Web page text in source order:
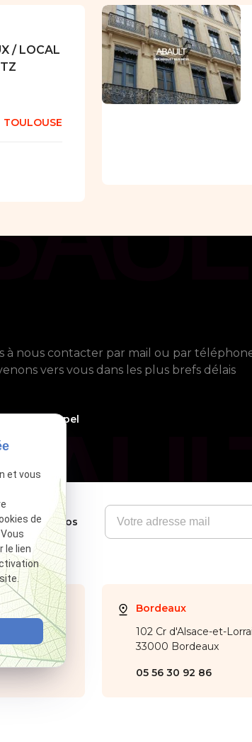
/ LOCAL
TOULOUSE
à nous contacter par mail ou par
vers vous dans les plus brefs délais
de rappel
de nos
Bordeaux
102 Cr d'Alsace-et-
33000 Bordeaux
05 56 30 92 86
et vous
de
le lien